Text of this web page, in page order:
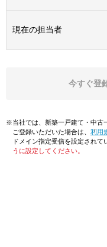
現在の担当者
今すぐ登
※当社では、新築一戸建て・中古
ご登録いただいた場合は、「利用
ドメイン指定受信を設定されて
うに設定してください。